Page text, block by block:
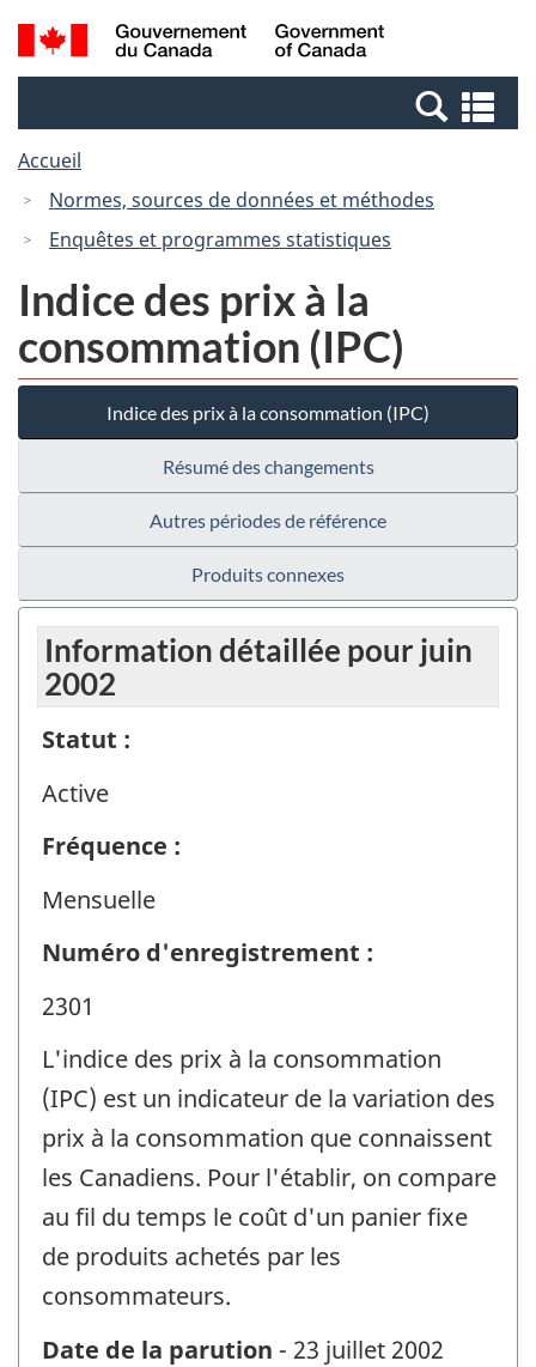
Passer
au
Passer
à
Canada
Recherche
et
et
Accueil
Normes, sources de données et méthodes
Enquêtes et programmes statistiques
Indice des prix à la
consommation (IPC)
Indice des prix à la consommation (IPC)
Résumé des changements
Autres périodes de référence
Produits connexes
Information détaillée pour juin
2002
Statut :
Active
Fréquence :
Mensuelle
Numéro d'enregistrement :
2301
L'indice des prix à la consommation
(IPC) est un indicateur de la variation des
prix à la consommation que connaissent
les Canadiens. Pour l'établir, on compare
au fil du temps le coût d'un panier fixe
de produits achetés par les
consommateurs.
Date de la parution - 23 juillet 2002